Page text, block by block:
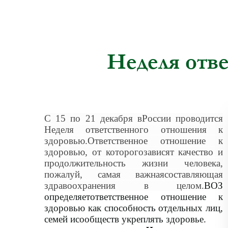
чувствуете себя хорошо, это не
значит, что в будущем здоровье
здорового рациона, вам придется
предельно сократить
потребление следующих
продуктов:
***Всевозможные сладости
(булочные и кондитерские
изделия, печенье и шоколадные
батончики, мороженое).
***Копченая продукция, консервы,
Неделя
С 15 по 21 декабря вРоссии проводится
Неделя ответственного отношения к
здоровью.Ответственное отношение к
здоровью, от которогозависят качество и
продолжительность жизни человека,
пожалуй, самая важнаясоставляющая
здравоохранения в целом.ВОЗ
определяетответственное отношение к
здоровью как способность отдельных лиц,
семей исообществ укреплять здоровье.